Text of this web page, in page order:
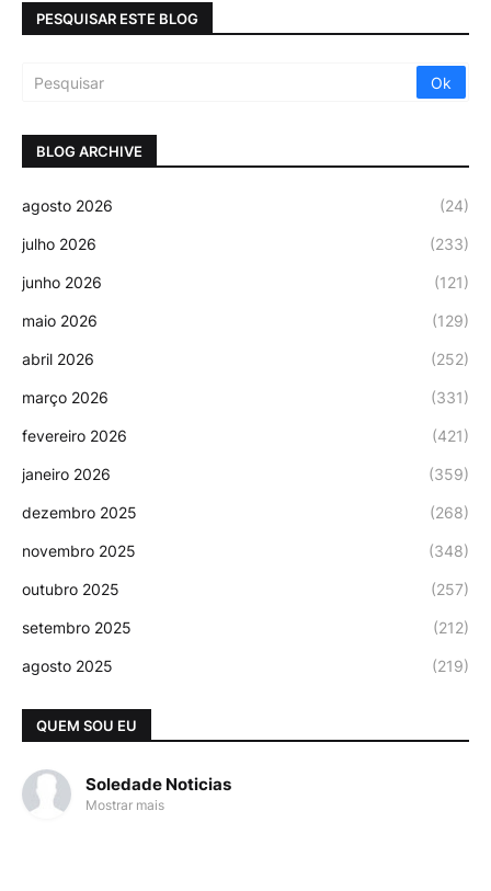
PESQUISAR ESTE BLOG
BLOG ARCHIVE
agosto 2026 (24)
julho 2026 (233)
junho 2026 (121)
maio 2026 (129)
abril 2026 (252)
março 2026 (331)
fevereiro 2026 (421)
janeiro 2026 (359)
dezembro 2025 (268)
novembro 2025 (348)
outubro 2025 (257)
setembro 2025 (212)
agosto 2025 (219)
QUEM SOU EU
Soledade Noticias
Mostrar mais